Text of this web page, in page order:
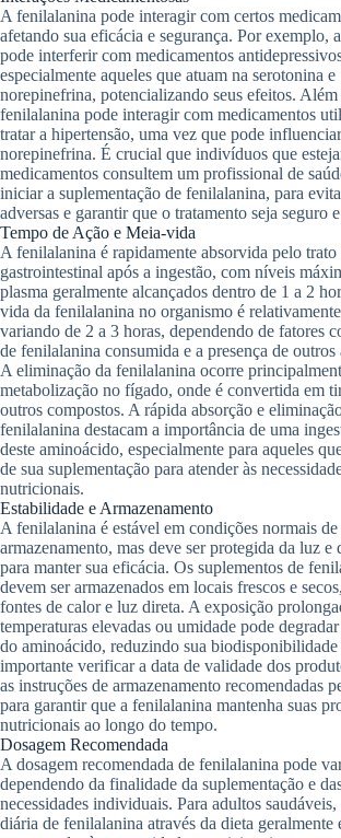
A fenilalanina pode interagir com certos
afetando sua eficácia e segurança. Por exemplo,
pode interferir com medicamentos
especialmente aqueles que atuam na serotonina e
norepinefrina, potencializando seus efeitos. Além
fenilalanina pode interagir com medicamentos
tratar a hipertensão, uma vez que pode
norepinefrina. É crucial que indivíduos que
medicamentos consultem um profissional de
iniciar a suplementação de fenilalanina, para
adversas e garantir que o tratamento seja seguro
Tempo de Ação e Meia-vida
A fenilalanina é rapidamente absorvida pelo trato
gastrointestinal após a ingestão, com níveis
plasma geralmente alcançados dentro de 1 a 2
vida da fenilalanina no organismo é
variando de 2 a 3 horas, dependendo de fatores
de fenilalanina consumida e a presença de outros
A eliminação da fenilalanina ocorre
metabolização no fígado, onde é convertida em
outros compostos. A rápida absorção e
fenilalanina destacam a importância de uma
deste aminoácido, especialmente para aqueles
de sua suplementação para atender às
nutricionais.
Estabilidade e Armazenamento
A fenilalanina é estável em condições normais de
armazenamento, mas deve ser protegida da luz e
para manter sua eficácia. Os suplementos de
devem ser armazenados em locais frescos e
fontes de calor e luz direta. A exposição
temperaturas elevadas ou umidade pode
do aminoácido, reduzindo sua biodisponibilidade
importante verificar a data de validade dos
as instruções de armazenamento recomendadas
para garantir que a fenilalanina mantenha suas
nutricionais ao longo do tempo.
Dosagem Recomendada
A dosagem recomendada de fenilalanina pode
dependendo da finalidade da suplementação e
necessidades individuais. Para adultos saudáveis,
diária de fenilalanina através da dieta geralmente